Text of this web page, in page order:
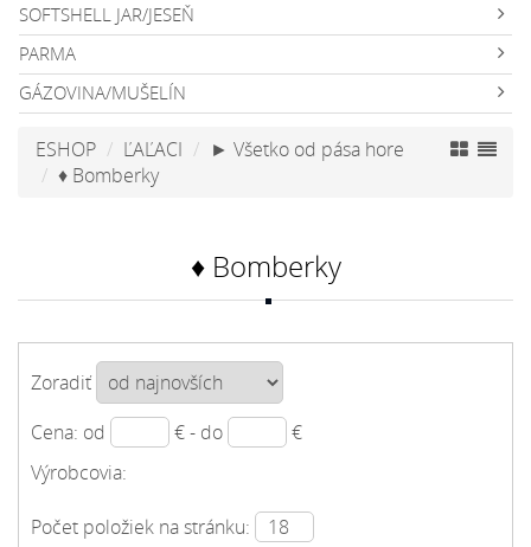
SOFTSHELL JAR/JESEŇ
PARMA
GÁZOVINA/MUŠELÍN
ESHOP ĽAĽACI
► Všetko od pása hore
♦ Bomberky
♦ Bomberky
Zoradiť
Cena: od
€ - do
€
Výrobcovia:
Počet položiek na stránku: